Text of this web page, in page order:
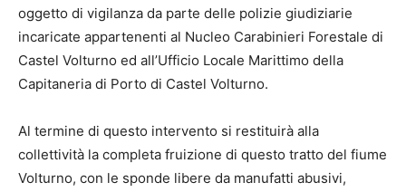
oggetto di vigilanza da parte delle polizie giudiziarie
incaricate appartenenti al Nucleo Carabinieri Forestale di
Castel Volturno ed all’Ufficio Locale Marittimo della
Capitaneria di Porto di Castel Volturno.
Al termine di questo intervento si restituirà alla
collettività la completa fruizione di questo tratto del fiume
Volturno, con le sponde libere da manufatti abusivi,